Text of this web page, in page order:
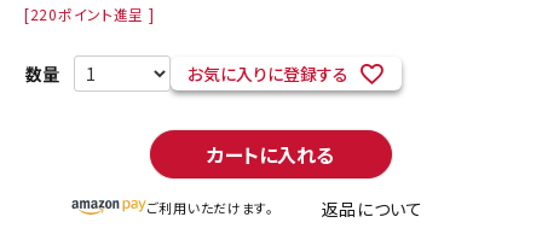
[220ポイント進呈 ]
お気に入りに登録する
カートに入れる
ご利用いただけます。 返品について